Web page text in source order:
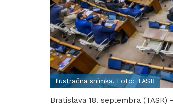
Ilustračná snímka. Foto: TASR
Bratislava 18. septembra